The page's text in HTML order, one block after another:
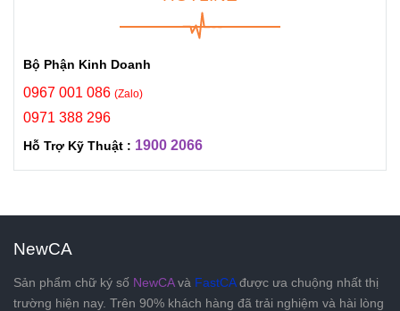
Bộ Phận Kinh Doanh
0967 001 086 (Zalo)
0971 388 296
Hỗ Trợ Kỹ Thuật : 1900 2066
NewCA
Sản phẩm chữ ký số NewCA và FastCAđược ưa chuộng nhất thị
trường hiện nay. Trên 90% khách hàng đã trải nghiệm và hài lòng